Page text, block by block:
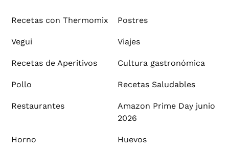
Recetas con Thermomix Postres
Vegui Viajes
Recetas de Aperitivos Cultura gastronómica
Pollo Recetas Saludables
Restaurantes
Amazon Prime Day junio
2026
Horno Huevos